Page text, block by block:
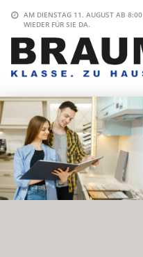
AM DIENSTAG 11. AUGUST AB 8:00
WIEDER FÜR SIE DA.